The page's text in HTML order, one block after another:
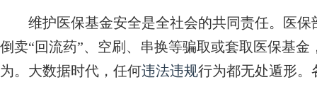
维护医保基金安全是全社会的共同责任。医保
倒卖“回流药”、空刷、串换等骗取或套取医保基
为。大数据时代，任何违法违规行为都无处遁形。